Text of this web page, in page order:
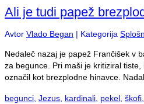
Ali je tudi papež
Avtor Vlado Began | Kategorija
Nedaleč nazaj je papež Frančišek v
za begunce. Pri maši je kritiziral
označil kot brezplodne hinavce.
begunci, Jezus, kardinali, pekel, škofi,